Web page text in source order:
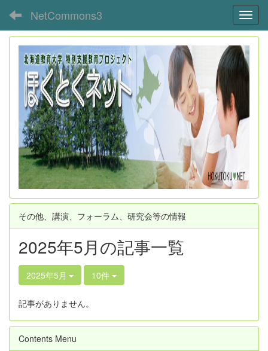
NetCommons3
その他、講演、フォーラム、研究会等の情報
2025年5月の記事一覧
2025年5月 10件
記事がありません。
Contents Menu